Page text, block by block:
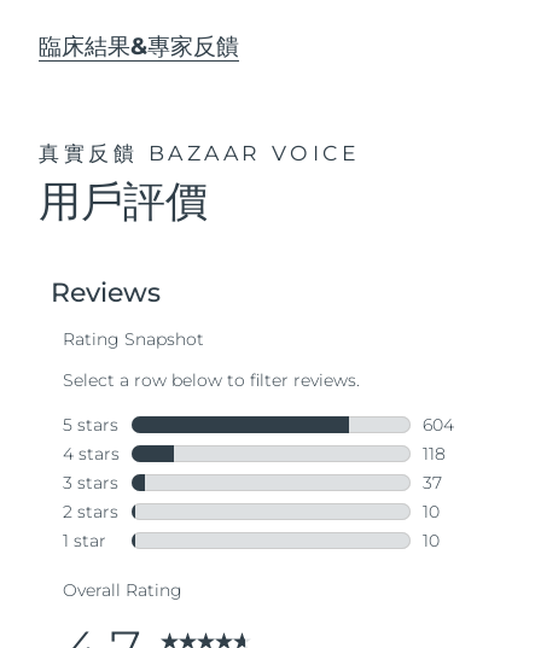
臨床結果&專家反饋
真實反饋 BAZAAR VOICE
用戶評價